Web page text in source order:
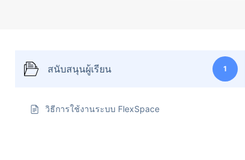
สนับสนุนผู้เรียน 1
วิธีการใช้งานระบบ FlexSpace